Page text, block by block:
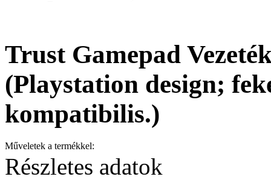
Trust Gamepad
(Playstation design;
kompatibilis.)
Műveletek a termékkel:
Részletes adatok